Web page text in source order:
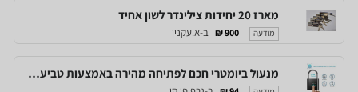
מארז 20 יחידות צילינדר לשון אחיד
מודעה 900 ₪ ב-א.עקנין
מנעול ביומטרי חכם לפתיחה מהירה באמצעות טביעת אצבע, לשימוש של עד 10 משתמשים